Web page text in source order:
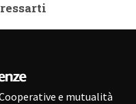
e mutualità